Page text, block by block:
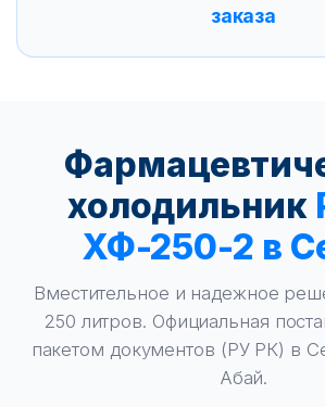
заказа
холодильник
ХФ-250-2 в
Вместительное и надежное
250 литров. Официальная
пакетом документов (РУ РК) в
Абай.